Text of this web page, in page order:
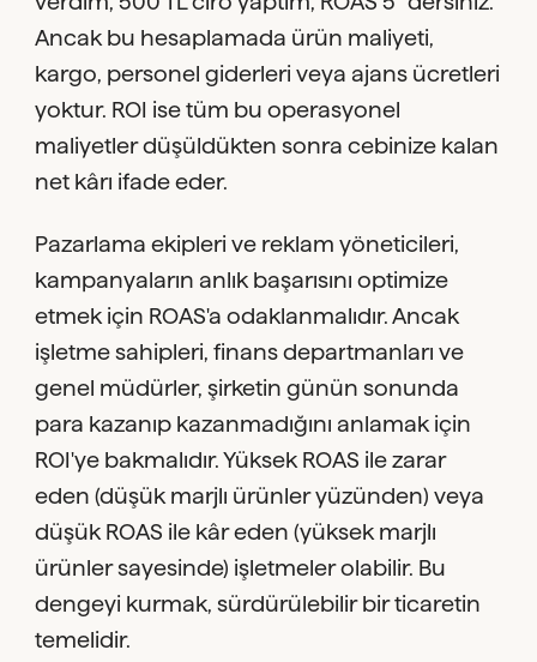
Ancak bu hesaplamada ürün maliyeti,
kargo, personel giderleri veya ajans ücretleri
yoktur. ROI ise tüm bu operasyonel
maliyetler düşüldükten sonra cebinize kalan
net kârı ifade eder.
Pazarlama ekipleri ve reklam yöneticileri,
kampanyaların anlık başarısını optimize
etmek için ROAS'a odaklanmalıdır. Ancak
işletme sahipleri, finans departmanları ve
genel müdürler, şirketin günün sonunda
para kazanıp kazanmadığını anlamak için
ROI'ye bakmalıdır. Yüksek ROAS ile zarar
eden (düşük marjlı ürünler yüzünden) veya
düşük ROAS ile kâr eden (yüksek marjlı
ürünler sayesinde) işletmeler olabilir. Bu
dengeyi kurmak, sürdürülebilir bir ticaretin
temelidir.